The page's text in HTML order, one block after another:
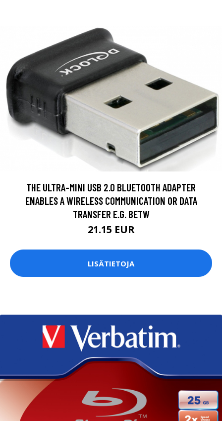
THE ULTRA-MINI USB 2.0 BLUETOOTH ADAPTER
ENABLES A WIRELESS COMMUNICATION OR DATA
TRANSFER E.G. BETW
21.15 EUR
LISÄTIETOJA